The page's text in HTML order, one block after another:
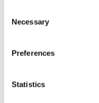
Necessary
Preferences
Statistics
Pop-up
vaccinationstilbud i
Drop-in uden